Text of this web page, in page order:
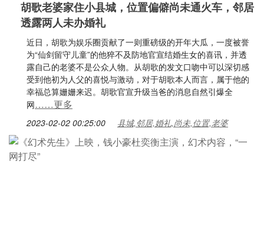
胡歌老婆家住小县城，位置偏僻尚未通火车，邻居
透露两人未办婚礼
近日，胡歌为娱乐圈贡献了一则重磅级的开年大瓜，一度被誉
为“仙剑留守儿童”的他猝不及防地官宣结婚生女的喜讯，并透
露自己的老婆不是公众人物。从胡歌的发文口吻中可以深切感
受到他初为人父的喜悦与激动，对于胡歌本人而言，属于他的
幸福总算姗姗来迟。胡歌官宣升级当爸的消息自然引爆全
网……更多
2023-02-02 00:25:00 县城,邻居,婚礼,尚未,位置,老婆